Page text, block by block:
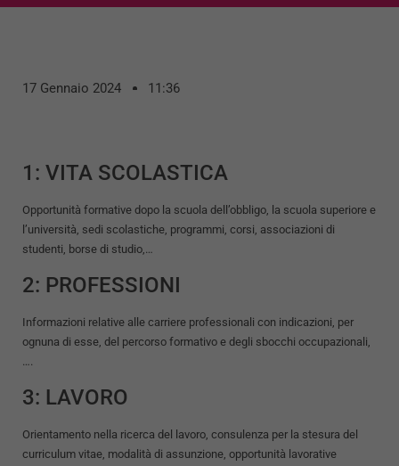
17 Gennaio 2024 11:36
1: VITA SCOLASTICA
Opportunità formative dopo la scuola dell’obbligo, la scuola superiore e
l’università, sedi scolastiche, programmi, corsi, associazioni di
studenti, borse di studio,…
2: PROFESSIONI
Informazioni relative alle carriere professionali con indicazioni, per
ognuna di esse, del percorso formativo e degli sbocchi occupazionali,
….
3: LAVORO
Orientamento nella ricerca del lavoro, consulenza per la stesura del
curriculum vitae, modalità di assunzione, opportunità lavorative